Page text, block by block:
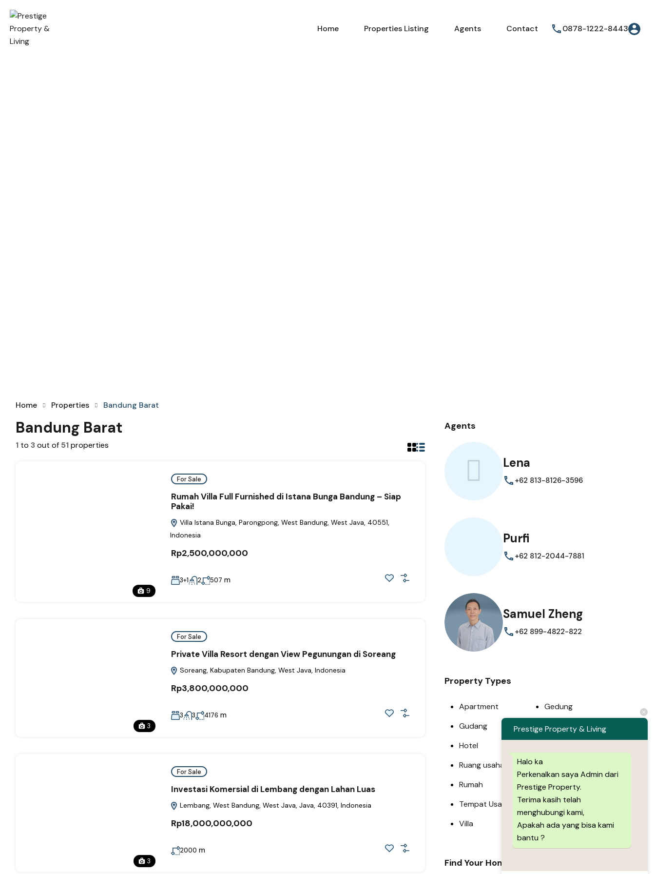
Home Properties Listing Agents Contact 0878-1222-8443
Home Properties Bandung Barat
Bandung Barat
1 to 3out of 51properties
9
For Sale
Rumah Villa Full Furnished di Istana Bunga Bandung – Siap
Pakai!
Villa Istana Bunga, Parongpong, West Bandung, West Java, 40551,
Indonesia
Rp2,500,000,000
3+1 2 507 m
3
For Sale
Private Villa Resort dengan View Pegunungan di Soreang
Soreang, Kabupaten Bandung, West Java, Indonesia
Rp3,800,000,000
3 3 4176 m
3
For Sale
Investasi Komersial di Lembang dengan Lahan Luas
Lembang, West Bandung, West Java, Java, 40391, Indonesia
Rp18,000,000,000
2000 m
Agents
Lena
+62 813-8126-3596
Purfi
+62 812-2044-7881
Samuel Zheng
+62 899-4822-822
Property Types
Apartment
Gedung
Gudang
Guest House
Hotel
Ruang usaha
Rumah
Tanah
Tempat Usaha
Town House
Villa
Find Your Home
Prestige Property & Living
Halo ka
Perkenalkan saya Admin dari
Prestige Property.
Terima kasih telah
menghubungi kami,
Apakah ada yang bisa kami
bantu ?